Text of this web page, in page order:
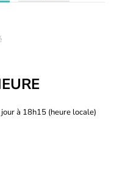
à 18h15 (heure locale)